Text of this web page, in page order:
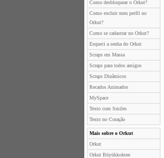
Como desbloquear o Orkut?
Como excluir meu perfil no
Orkut?
Como se cadastrar no Orkut?
Esqueci a senha do Orkut
Scraps em Massa
Scraps para todos amigos
Scraps Dinâmicos
Recados Animados
MySpace
Texto com Smiles
Texto no Coração
Mais sobre o Orkut
Orkut
Orkut Büyükkokten